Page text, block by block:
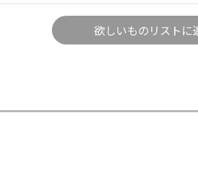
欲しいものリストに